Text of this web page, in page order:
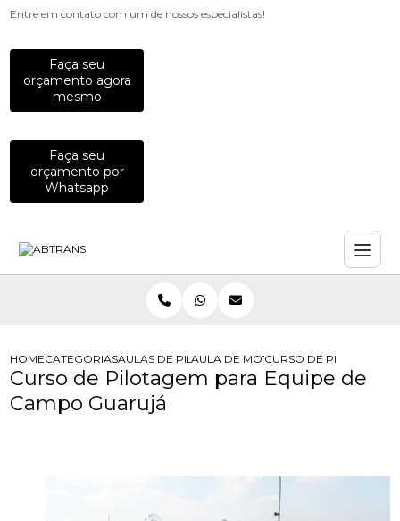
Entre em contato com um de nossos especialistas!
Faça seu
orçamento agora
mesmo
Faça seu
orçamento por
Whatsapp
HOMECATEGORIASAULAS DE PILOTAGEM PARA EMPRESAS
AULA DE MOTO PARACURSO DE PILOTAGEM
Curso de Pilotagem para Equipe de
Campo Guarujá